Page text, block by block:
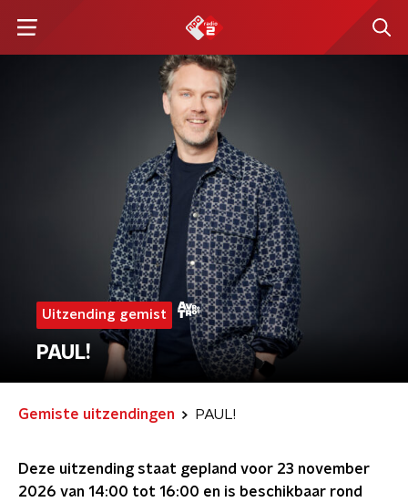
Uitzending gemist
PAUL!
Gemiste uitzendingen PAUL!
Deze uitzending staat gepland voor 23 november
2026 van 14:00 tot 16:00 en is beschikbaar rond